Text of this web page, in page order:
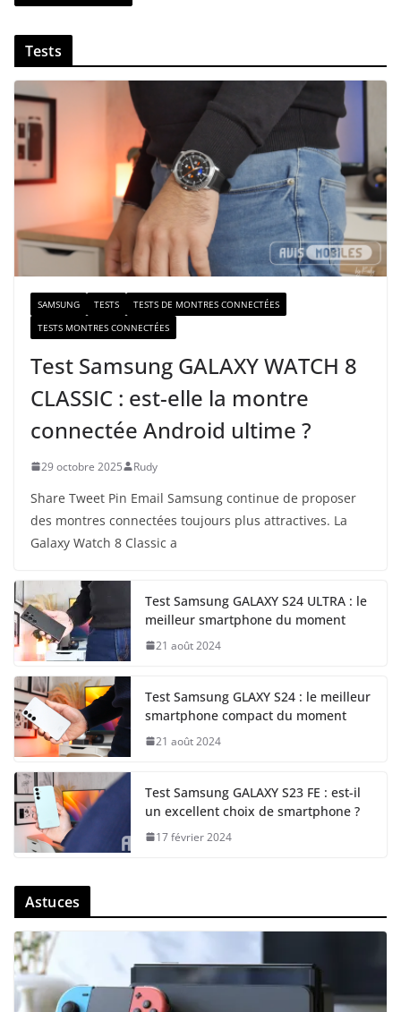
z
v
t
r
e
e
m
i
Tests
SAMSUNG TESTS
TESTS DE MONTRES CONNECTÉES
TESTS MONTRES CONNECTÉES
Test Samsung GALAXY WATCH 8
CLASSIC : est-elle la montre
connectée Android ultime ?
29 octobre 2025 Rudy
Share Tweet Pin Email Samsung continue de proposer
des montres connectées toujours plus attractives. La
Galaxy Watch 8 Classic a
Test Samsung GALAXY S24 ULTRA : le
meilleur smartphone du moment
21 août 2024
Test Samsung GLAXY S24 : le meilleur
smartphone compact du moment
21 août 2024
Test Samsung GALAXY S23 FE : est-il
un excellent choix de smartphone ?
17 février 2024
Astuces